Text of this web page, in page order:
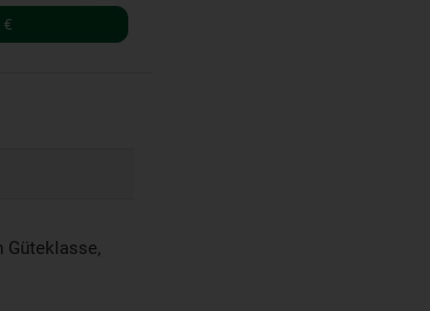
€
Güteklasse,